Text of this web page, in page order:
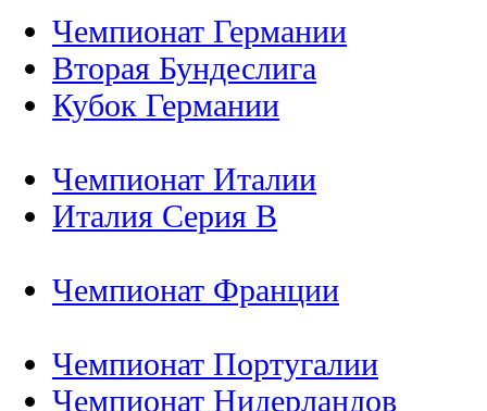
Чемпионат Германии
Вторая Бундеслига
Кубок Германии
Чемпионат Италии
Италия Серия B
Чемпионат Франции
Чемпионат Португалии
Чемпионат Нидерландов